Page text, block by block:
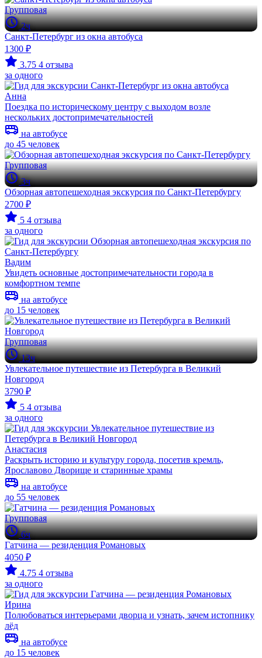
Групповая
2ч
Санкт-Петербург из окна автобуса
1300 ₽
3.75 4 отзыва
за одного
Анна
Поездка по историческому центру с выходом возле
нескольких достопримечательностей
на автобусе
до 45 человек
Групповая
3ч
Обзорная автопешеходная экскурсия по Санкт-Петербургу
2700 ₽
5 4 отзыва
за одного
Вадим
Увидеть основные достопримечательности города в
комфортном темпе
на автобусе
до 15 человек
Групповая
13ч
Увлекательное путешествие из Петербурга в Великий
Новгород
3790 ₽
5 4 отзыва
за одного
Анастасия
Раскрыть историю и культуру города, посетив кремль,
Ярославово Дворище и старинные храмы
на автобусе
до 55 человек
Групповая
6ч
Гатчина — резиденция Романовых
4050 ₽
4.75 4 отзыва
за одного
Ирина
Полюбоваться интерьерами дворца и узнать, зачем истопнику
лёд
на автобусе
до 15 человек